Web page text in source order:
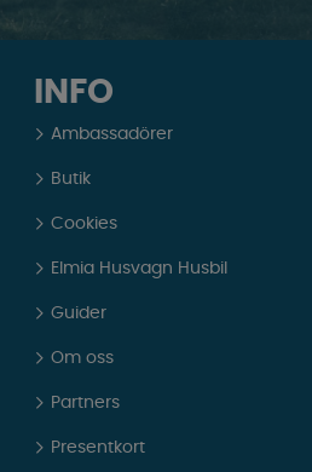
INFO
Ambassadörer
Butik
Cookies
Elmia Husvagn Husbil
Guider
Om oss
Partners
Presentkort